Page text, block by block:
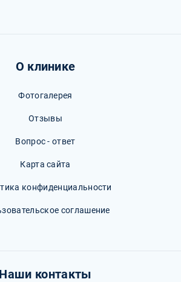
О клинике
Фотогалерея
Отзывы
Вопрос - ответ
Карта сайта
конфиденциальности
соглашение
Наши контакты